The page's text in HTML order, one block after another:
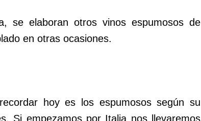
se elaboran otros vinos espumosos de
en otras ocasiones.
hoy es los espumosos según su
Si empezamos por Italia nos llevaremos